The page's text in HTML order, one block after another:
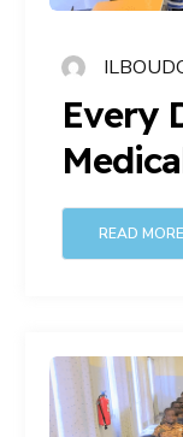
Every
READ MORE